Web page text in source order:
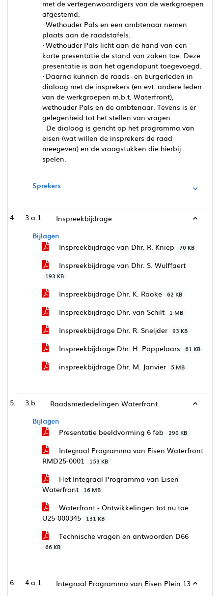
met de vertegenwoordigers van de werkgroepen
afgestemd.
· Wethouder Pals en een ambtenaar nemen
plaats aan de raadstafels.
· Wethouder Pals licht aan de hand van een
korte presentatie de stand van zaken toe. Deze
presentatie is aan het agendapunt toegevoegd.
· Daarna kunnen de raads- en burgerleden in
dialoog met de insprekers (en evt. andere leden
van de werkgroepen m.b.t. Waterfront),
wethouder Pals en de ambtenaar. Tevens is er
gelegenheid tot het stellen van vragen.
De dialoog is gericht op het programma van
eisen (wat willen de insprekers de raad
meegeven) en de vraagstukken die hierbij
spelen.
Sprekers
3.a.1
Inspreekbijdrage
Bijlagen
Inspreekbijdrage van Dhr. R. Kniep
70 KB
Inspreekbijdrage van Dhr. S. Wulffaert
193 KB
Inspreekbijdrage Dhr. K. Rooke 62 KB
Inspreekbijdrage Dhr. van Schilt 1 MB
Inspreekbijdrage Dhr. R. Sneijder 93 KB
Inspreekbijdrage Dhr. H. Poppelaars 61 KB
inspreekbijdrage Dhr. M. Janvier 5 MB
3.b
Raadsmededelingen Waterfront
Bijlagen
Presentatie beeldvorming 6 feb
290 KB
Integraal Programma van Eisen Waterfront
RMD25-0001
153 KB
Het Integraal Programma van Eisen
Waterfront
16 MB
Waterfront - Ontwikkelingen tot nu toe
U25-000345
131 KB
Technische vragen en antwoorden D66
66 KB
4.a.1
Integraal Programma van Eisen Plein 13